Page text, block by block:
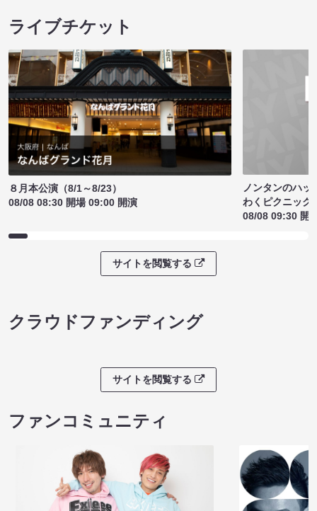
ライブチケット
８月本公演（8/1～8/23）
08/08 08:30 開場 09:00 開演
ノンタンのハッ
わくピクニック
08/08 09:30 開
サイトを閲覧する
クラウドファンディング
サイトを閲覧する
ファンコミュニティ